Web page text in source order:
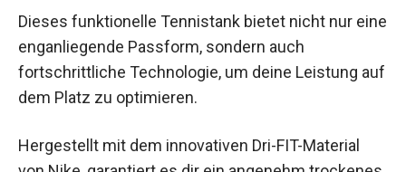
eine enganliegende Passform, sondern auch
fortschrittliche Technologie, um deine Leistung
auf dem Platz zu optimieren.
von Nike, garantiert es dir ein angenehm